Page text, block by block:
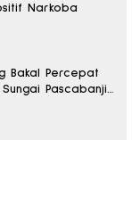
Narkoba
Bakal Percepat
Pascabanjir